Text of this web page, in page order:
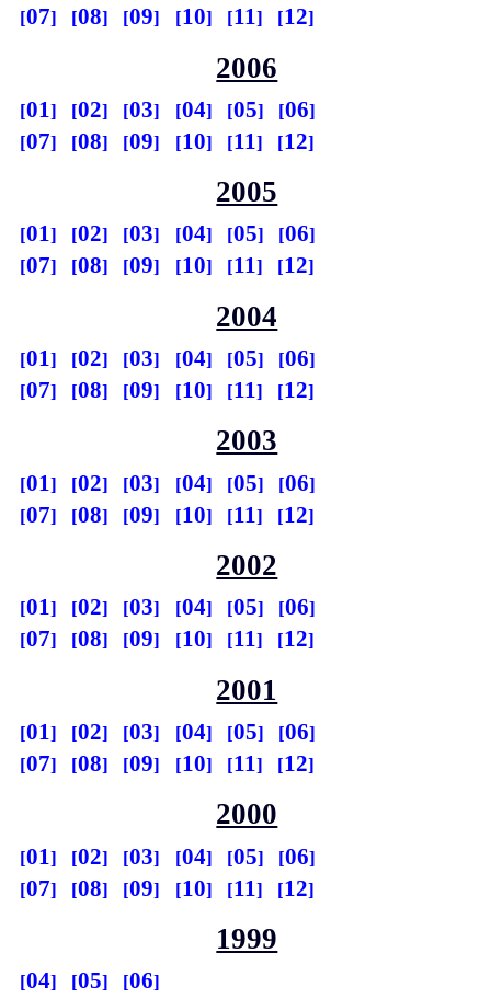
07
08 09 10 11 12
2006
01 02 03 04 05
06
07
08 09 10 11 12
2005
01 02 03 04 05
06
07
08 09 10 11 12
2004
01 02 03 04 05
06
07
08 09 10 11 12
2003
01 02 03 04 05
06
07
08 09 10 11 12
2002
01 02 03 04 05
06
07
08 09 10 11 12
2001
01 02 03 04 05
06
07
08 09 10 11 12
2000
01 02 03 04 05
06
07
08 09 10 11 12
1999
04 05 06